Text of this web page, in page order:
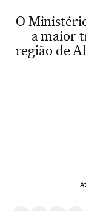
O
a maior
região de